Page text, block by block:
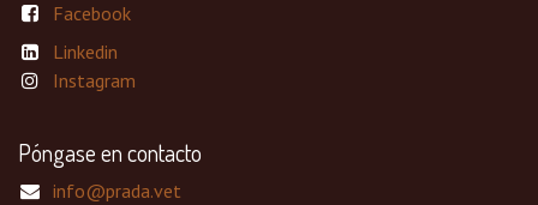
Facebook
Linkedin
Instagram
Póngase en contacto
info@prada.vet